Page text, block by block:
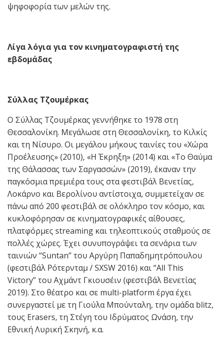
ψηφοφορία των μελών της.
Λίγα λόγια για τον κινηματογραφιστή της
εβδομάδας
Σύλλας Τζουμέρκας
Ο Σύλλας Τζουμέρκας γεννήθηκε το 1978 στη
Θεσσαλονίκη. Mεγάλωσε στη Θεσσαλονίκη, το Κιλκίς
και τη Νίσυρο. Οι μεγάλου μήκους ταινίες του «Χώρα
Προέλευσης» (2010), «Η Έκρηξη» (2014) και «Το Θαύμα
της Θάλασσας των Σαργασσών» (2019), έκαναν την
παγκόσμια πρεμιέρα τους στα φεστιβάλ Βενετίας,
Λοκάρνο και Βερολίνου αντίστοιχα, συμμετείχαν σε
πάνω από 200 φεστιβάλ σε ολόκληρο τον κόσμο, και
κυκλοφόρησαν σε κινηματογραφικές αίθουσες,
πλατφόρμες streaming και τηλεοπτικούς σταθμούς σε
πολλές χώρες. Έχει συνυπογράψει τα σενάρια των
ταινιών “Suntan” του Αργύρη Παπαδημητρόπουλου
(φεστιβάλ Ρότερνταμ / SXSW 2016) και “All This
Victory” του Αχμάντ Γκιουσέιν (φεστιβάλ Βενετίας
2019). Στο θέατρο και σε multi-platform έργα έχει
συνεργαστεί με τη Γιούλα Μπούνταλη, την ομάδα blitz,
τους Erasers, τη Στέγη του Ιδρύματος Ωνάση, την
Εθνική Λυρική Σκηνή, κ.α.